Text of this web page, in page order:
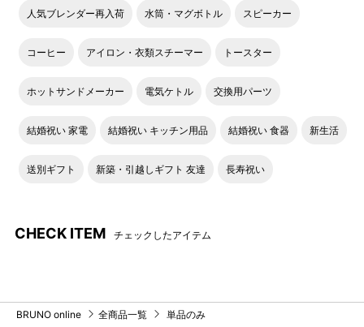
人気ブレンダー再入荷 水筒・マグボトル スピーカー
コーヒー アイロン・衣類スチーマー トースター
ホットサンドメーカー 電気ケトル 交換用パーツ
結婚祝い 家電 結婚祝い キッチン用品 結婚祝い 食器 新生活
送別ギフト 新築・引越しギフト 友達 長寿祝い
CHECK ITEM チェックしたアイテム
BRUNO online 全商品一覧
単品のみ